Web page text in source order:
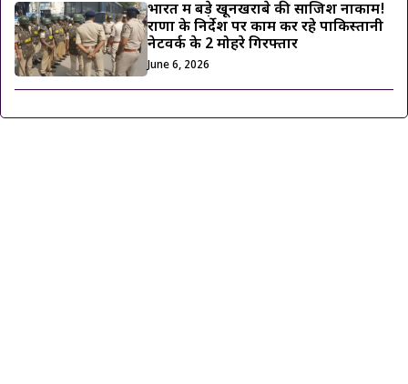
भारत में बड़े खूनखराबे की साजिश नाकाम!
राणा के निर्देश पर काम कर रहे पाकिस्तानी
नेटवर्क के 2 मोहरे गिरफ्तार
June 6, 2026